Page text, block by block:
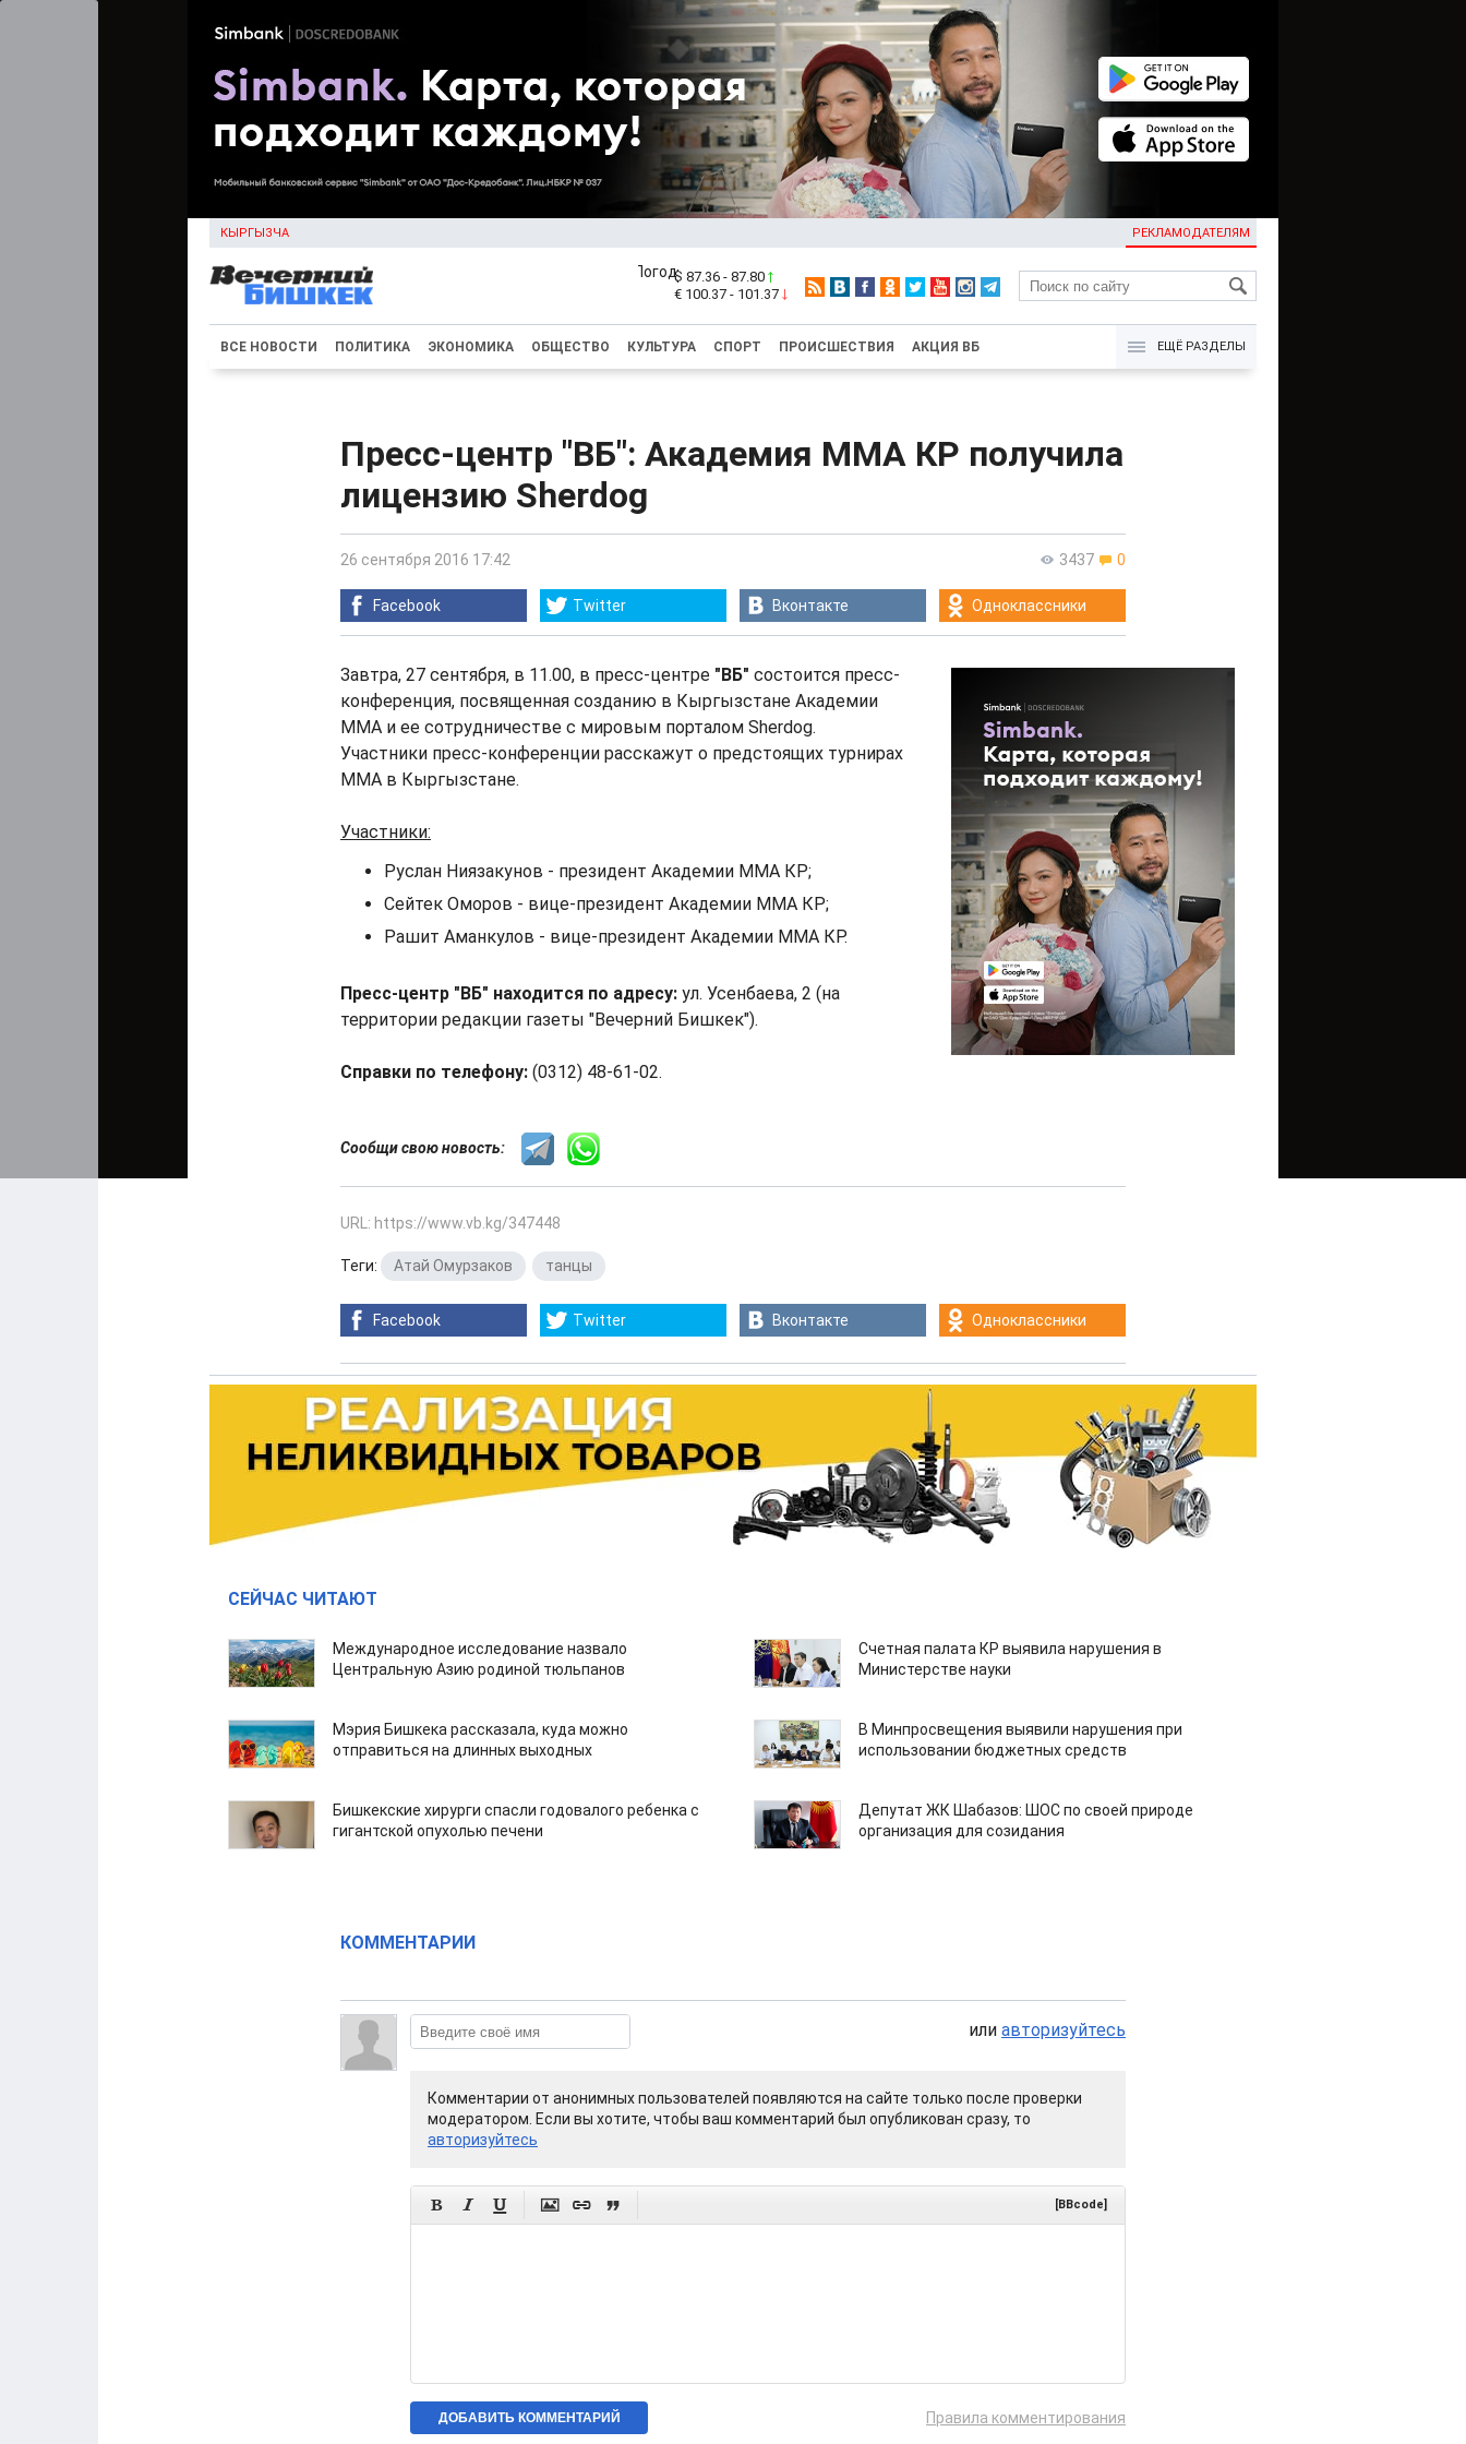
КЫРГЫЗЧА РЕКЛАМОДАТЕЛЯМ
KG
$ 87.36 - 87.80
€ 100.37 - 101.37
ВСЕ НОВОСТИ ПОЛИТИКА ЭКОНОМИКА ОБЩЕСТВО КУЛЬТУРА СПОРТ ПРОИСШЕСТВИЯ АКЦИЯ ВБ ЕЩЁ РАЗДЕЛЫ
Пресс-центр "ВБ": Академия ММА КР получила
лицензию Sherdog
3437 0
26 сентября 2016 17:42
Facebook Twitter Вконтакте Одноклассники
Завтра, 27 сентября, в 11.00, в пресс-центре "ВБ" состоится пресс-
конференция, посвященная созданию в Кыргызстане Академии
ММА и ее сотрудничестве с мировым порталом Sherdog.
Участники пресс-конференции расскажут о предстоящих турнирах
ММА в Кыргызстане.
Участники:
Руслан Ниязакунов - президент Академии ММА КР;
Сейтек Оморов - вице-президент Академии ММА КР;
Рашит Аманкулов - вице-президент Академии ММА КР.
Пресс-центр "ВБ" находится по адресу: ул. Усенбаева, 2 (на
территории редакции газеты "Вечерний Бишкек").
Справки по телефону: (0312) 48-61-02.
Сообщи свою новость:
URL: https://www.vb.kg/347448
Теги: Атай Омурзаков танцы
Facebook Twitter Вконтакте Одноклассники
СЕЙЧАС ЧИТАЮТ
Международное исследование назвало
Центральную Азию родиной тюльпанов
Счетная палата КР выявила нарушения в
Министерстве науки
Мэрия Бишкека рассказала, куда можно
отправиться на длинных выходных
В Минпросвещения выявили нарушения при
использовании бюджетных средств
Бишкекские хирурги спасли годовалого ребенка с
гигантской опухолью печени
Депутат ЖК Шабазов: ШОС по своей природе
организация для созидания
КОММЕНТАРИИ
или авторизуйтесь
Комментарии от анонимных пользователей появляются на сайте только после проверки
модератором. Если вы хотите, чтобы ваш комментарий был опубликован сразу, то
авторизуйтесь
      [BBcode]
Правила комментирования